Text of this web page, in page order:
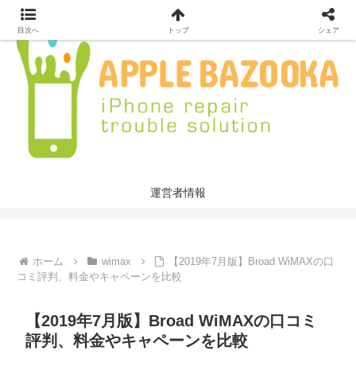
運営者情報
ホーム wimax
【2019年7月版】Broad WiMAXの口
コミ評判、料金やキャペーンを比較
【2019年7月版】Broad WiMAXの口コミ
評判、料金やキャペーンを比較
目次へ トップ シェア